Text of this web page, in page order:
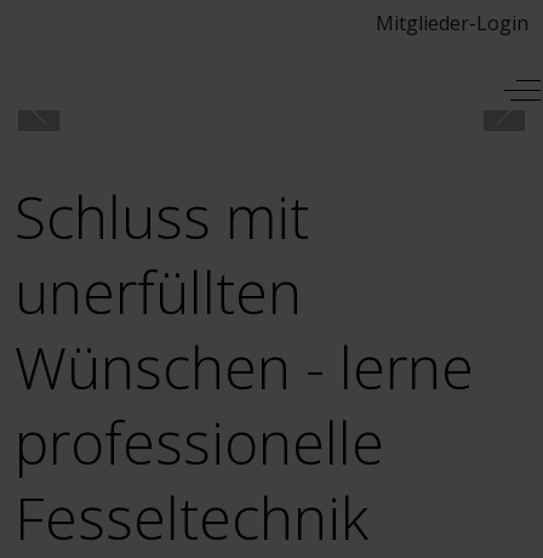
Mitglieder-Login
Schluss mit
unerfüllten
Wünschen - lerne
professionelle
Fesseltechnik